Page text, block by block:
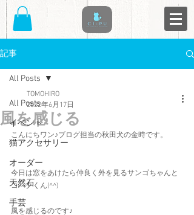
記事
All Posts
イベント
猫アクセサリー
オーダー
天然石
手芸
All Posts
風を感じる
TOMOHIRO
2022年6月17日
こんにちワン♪ブログ担当の秋田犬の金時です。
今日は窓をあけたら仲良く外を見るサンゴちゃんと
コハクくん(^^)
風を感じるのです♪